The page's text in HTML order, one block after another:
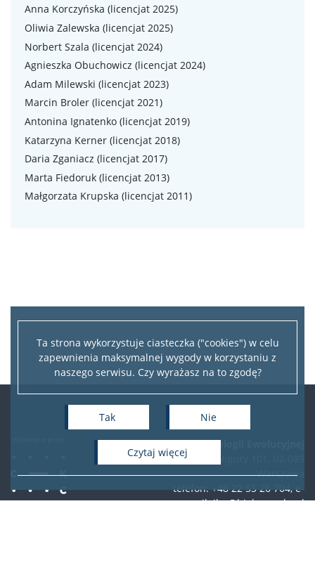
Ta strona wykorzystuje ciasteczka ("cookies") w celu
zapewnienia maksymalnej wygody w korzystaniu z
naszego serwisu. Czy wyrażasz na to zgodę?
Tak Nie
czytaj więcej
Anna Korczyńska (licencjat 2025)
Oliwia Zalewska (licencjat 2025)
Norbert Szala (licencjat 2024)
Agnieszka Obuchowicz (licencjat 2024)
Adam Milewski (licencjat 2023)
Marcin Broler (licencjat 2021)
Antonina Ignatenko (licencjat 2019)
Katarzyna Kerner (licencjat 2018)
Daria Zganiacz (licencjat 2017)
Marta Fiedoruk (licencjat 2013)
Małgorzata Krupska (licencjat 2011)
Instytut Biologii Ewolucyjnej
ul. Żwirki i Wigury 101, 02-089
Warszawa
telefon: +48 22 55 26 704, e-
mail:ibe@biol.uw.edu.pl